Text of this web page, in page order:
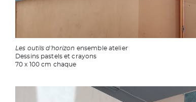
Les outils d'horizon ensemble atelier
Dessins pastels et crayons
70 x 100 cm chaque